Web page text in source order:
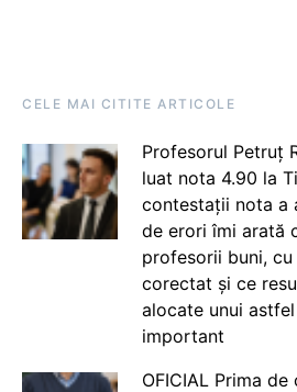
CELE MAI CITITE ARTICOLE
Profesorul Petruț
luat nota 4.90 la
contestații nota a
de erori îmi arată
profesorii buni,
corectat și ce
alocate unui
important
OFICIAL Prima